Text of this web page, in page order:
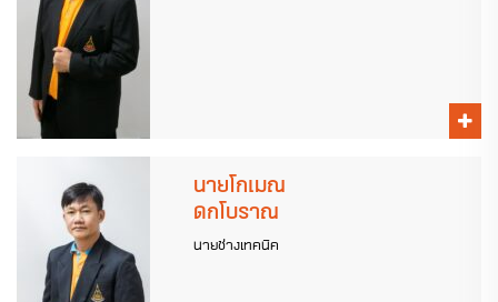
นายโกเมณ
ดกโบราณ
นายช่างเทคนิค